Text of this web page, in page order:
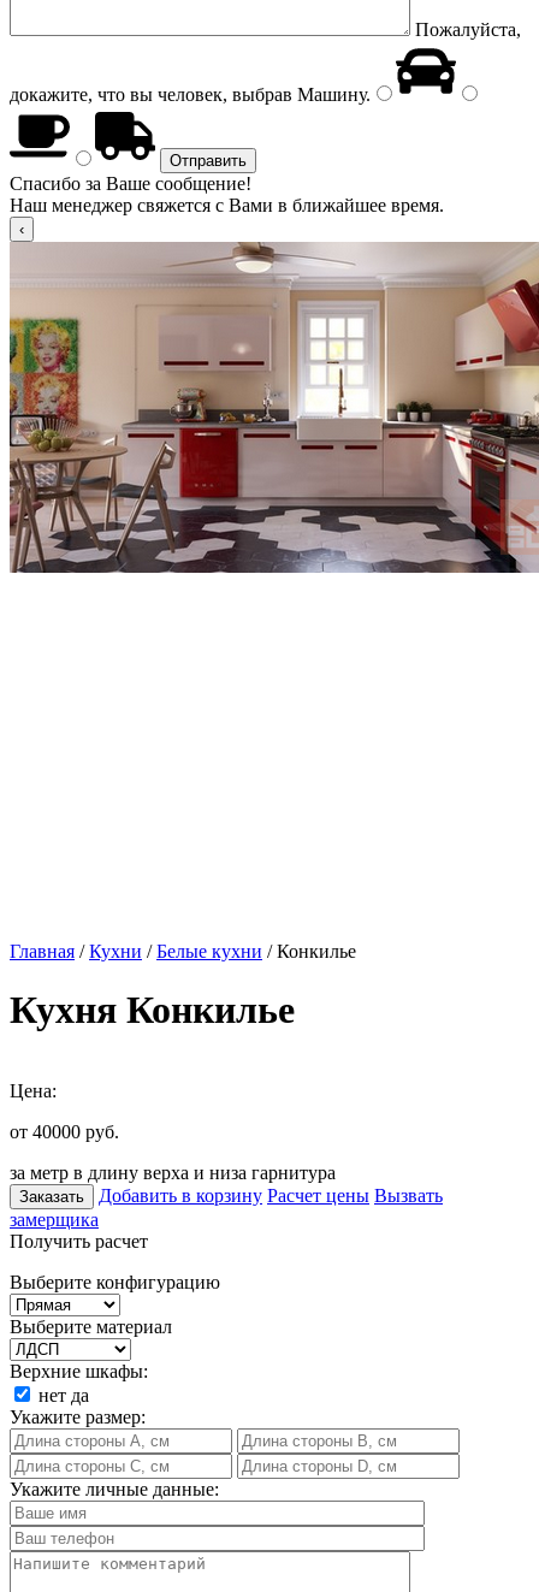
Пожалуйста,
докажите, что вы человек, выбрав Машину.
Спасибо за Ваше сообщение!
Наш менеджер свяжется с Вами в ближайшее время.
Главная /Кухни /Белые кухни / Конкилье
Кухня Конкилье
Цена:
от 40000 руб.
за метр в длину верха и низа гарнитура
Заказать Добавить в корзину Расчет цены Вызвать
замерщика
Получить расчет
Выберите конфигурацию
Выберите материал
Верхние шкафы:
нет да
Укажите размер:
Укажите личные данные: